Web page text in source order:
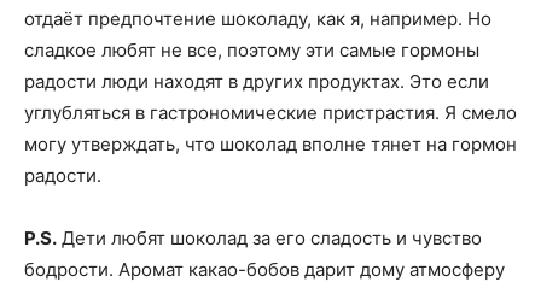
отдаёт предпочтение шоколаду, как я, например. Но
сладкое любят не все, поэтому эти самые гормоны
радости люди находят в других продуктах. Это если
углубляться в гастрономические пристрастия. Я смело
могу утверждать, что шоколад вполне тянет на гормон
радости.
P.S. Дети любят шоколад за его сладость и чувство
бодрости. Аромат какао-бобов дарит дому атмосферу